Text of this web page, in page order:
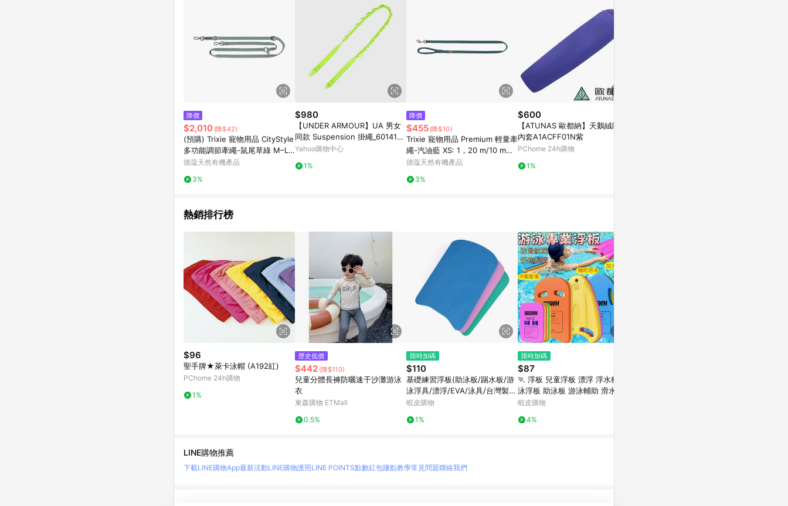
時間差，如顯示之商品規格、顏色、價位、贈品與PChome 24h購物銷售網頁不符，以銷售網頁標示為準！
降價
$2,010 (降$42)
(預購) Trixie 寵物用品 CityStyle
多功能調節牽繩-鼠尾草綠 M–L:
2,00 m/20 mm (TX1970316)
德蔻天然有機產品
3%
$980
【UNDER ARMOUR】UA 男女
同款 Suspension 掛繩_6014173
-394
Yahoo購物中心
1%
降價
$455 (降$10)
Trixie 寵物用品 Premium 輕量牽
繩-汽油藍 XS: 1，20 m/10 mm
(TX200032)
德蔻天然有機產品
3%
$600
【ATUNAS 歐都納】天鵝絨睡袋
內套A1ACFF01N紫
PChome 24h購物
1%
熱銷排行榜
$96
聖手牌★萊卡泳帽 (A192紅)
PChome 24h購物
1%
歷史低價
$442 (降$110)
兒童分體長褲防曬速干沙灘游泳
衣
東森購物 ETMall
0.5%
限時加碼
$110
基礎練習浮板(助泳板/踢水板/游
泳浮具/漂浮/EVA/泳具/台灣製
造)
蝦皮購物
1%
限時加碼
$87
🏃 浮板 兒童浮板 漂浮 浮水板 游
泳浮板 助泳板 游泳輔助 滑水板
背漂 U型 專業浮板 游泳專用 水
蝦皮購物
4%
LINE購物推薦
下載LINE購物App最新活動LINE購物護照LINE POINTS點數紅包賺點教學常見問題聯絡我們